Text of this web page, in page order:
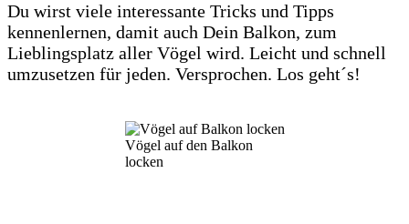
Du wirst viele interessante Tricks und Tipps
kennenlernen, damit auch Dein Balkon, zum
Lieblingsplatz aller Vögel wird. Leicht und schnell
umzusetzen für jeden. Versprochen. Los geht´s!
Vögel auf den Balkon
locken